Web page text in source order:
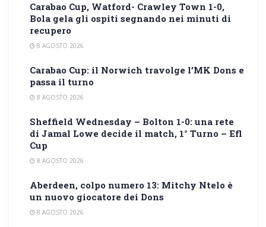
Carabao Cup, Watford- Crawley Town 1-0,
Bola gela gli ospiti segnando nei minuti di
recupero
8 AGOSTO 2026
Carabao Cup: il Norwich travolge l’MK Dons e
passa il turno
8 AGOSTO 2026
Sheffield Wednesday – Bolton 1-0: una rete
di Jamal Lowe decide il match, 1° Turno – Efl
Cup
8 AGOSTO 2026
Aberdeen, colpo numero 13: Mitchy Ntelo è
un nuovo giocatore dei Dons
8 AGOSTO 2026